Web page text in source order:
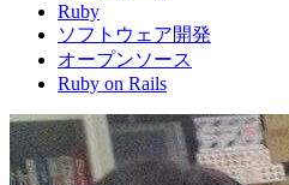
Ruby
ソフトウェア開発
オープンソース
Ruby on Rails